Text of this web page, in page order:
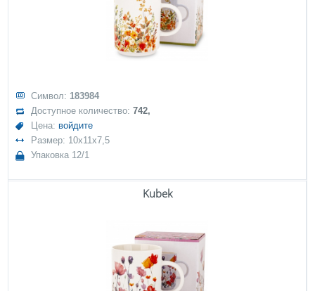
Символ: 183984
Доступное количество:742,
Цена: войдите
Размер: 10x11x7,5
Упаковка 12/1
Kubek